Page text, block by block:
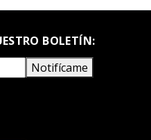
BOLETÍN:
Notifícame